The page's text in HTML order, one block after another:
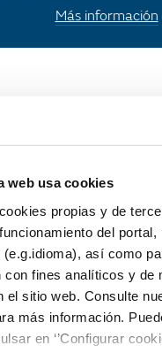
web usa cookies
propias y de
del portal,
(e.g.idioma), así como
con fines analíticos y de
el sitio web. Consulte
más información.
en ‘’Configurar
Más información
al
de gas
del
*